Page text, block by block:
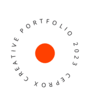
PORTFOLIO 2023